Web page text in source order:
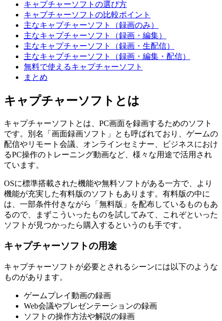
キャプチャーソフトの選び方
キャプチャーソフトの比較ポイント
主なキャプチャーソフト（録画のみ）
主なキャプチャーソフト（録画・編集）
主なキャプチャーソフト（録画・生配信）
主なキャプチャーソフト（録画・編集・配信）
無料で使えるキャプチャーソフト
まとめ
キャプチャーソフトとは
キャプチャーソフトとは、PC画面を録画するためのソフト
です。別名「画面録画ソフト」とも呼ばれており、ゲームの
配信やリモート会議、オンラインセミナー、ビジネスにおけ
るPC操作のトレーニング動画など、様々な用途で活用され
ています。
OSに標準搭載された機能や無料ソフトがある一方で、より
機能が充実した有料版のソフトもあります。有料版の中に
は、一部条件付きながら「無料版」を配布しているものもあ
るので、まずこういったものを試してみて、これぞといった
ソフトが見つかったら購入するというのも手です。
キャプチャーソフトの用途
キャプチャーソフトが必要とされるシーンには以下のような
ものがあります。
ゲームプレイ動画の録画
Web会議やプレゼンテーションの録画
ソフトの操作方法や解説の録画